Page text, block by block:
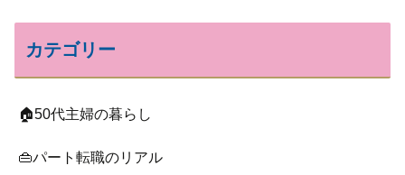
カテゴリー
🏠50代主婦の暮らし
👜パート転職のリアル